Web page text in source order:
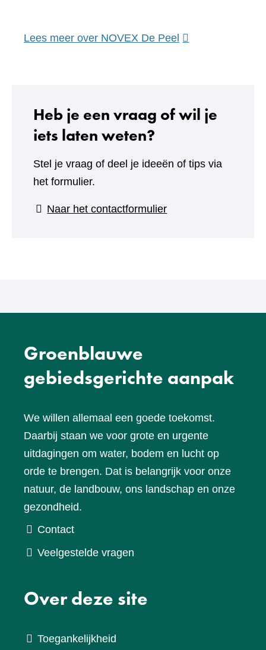
Lees meer over NOVEX De Peel (verwijst
website)
Heb je een vraag of wil je
iets laten weten?
Stel je vraag of deel je ideeën of tips via
het formulier.
Naar het contactformulier(verwijst
Groenblauwe
gebiedsgerichte aanpak
We willen allemaal een goede toekomst.
Daarbij staan we voor grote en urgente
uitdagingen om water, bodem en lucht op
orde te brengen. Dat is belangrijk voor onze
natuur, de landbouw, ons landschap en onze
gezondheid.
Contact
Veelgestelde vragen
Over deze site
Toegankelijkheid